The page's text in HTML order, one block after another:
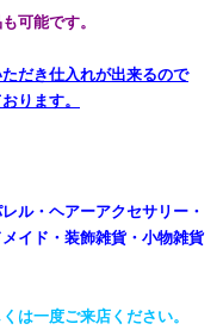
可能です。
だき仕入れが出来るので
ります。
ル・ヘアーアクセサリー・
イド・装飾雑貨・小物雑貨
は一度ご来店ください。